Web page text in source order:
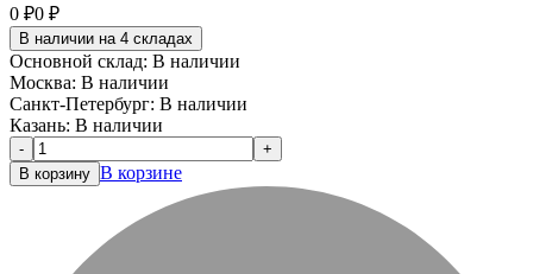
0 ₽0 ₽
В наличии на 4 складах
Основной склад: В наличии
Москва: В наличии
Санкт-Петербург: В наличии
Казань: В наличии
-
+
В корзину В корзине